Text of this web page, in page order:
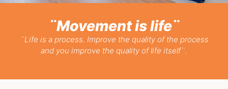
¨Movement is life¨
¨Life is a process. Improve the quality of the process
and you improve the quality of life itself¨.